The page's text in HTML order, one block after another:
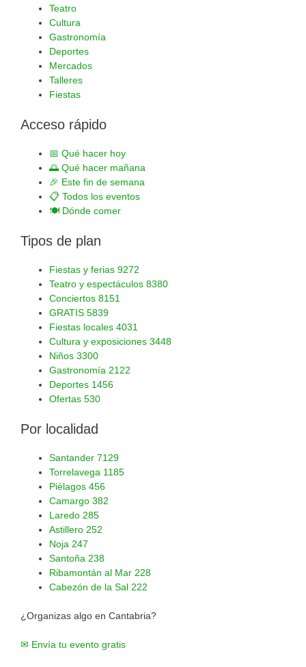
Teatro
Cultura
Gastronomía
Deportes
Mercados
Talleres
Fiestas
Acceso rápido
📅 Qué hacer hoy
🌅 Qué hacer mañana
🎉 Este fin de semana
📋 Todos los eventos
🍽️ Dónde comer
Tipos de plan
Fiestas y ferias 9272
Teatro y espectáculos 8380
Conciertos 8151
GRATIS 5839
Fiestas locales 4031
Cultura y exposiciones 3448
Niños 3300
Gastronomía 2122
Deportes 1456
Ofertas 530
Por localidad
Santander 7129
Torrelavega 1185
Piélagos 456
Camargo 382
Laredo 285
Astillero 252
Noja 247
Santoña 238
Ribamontán al Mar 228
Cabezón de la Sal 222
¿Organizas algo en Cantabria?
✉ Envía tu evento gratis